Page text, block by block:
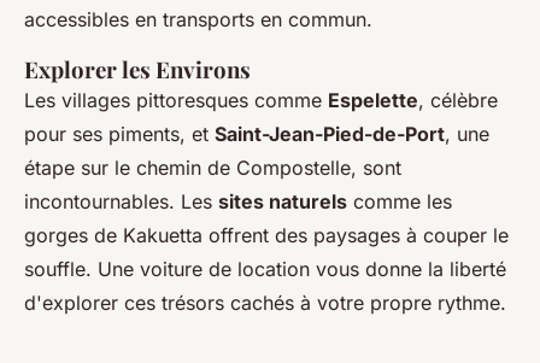
accessibles en transports en commun.
Explorer les Environs
Les villages pittoresques comme Espelette, célèbre
pour ses piments, et Saint-Jean-Pied-de-Port, une
étape sur le chemin de Compostelle, sont
incontournables. Les sites naturels comme les
gorges de Kakuetta offrent des paysages à couper le
souffle. Une voiture de location vous donne la liberté
d'explorer ces trésors cachés à votre propre rythme.